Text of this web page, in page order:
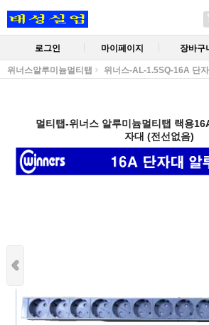
로그인 마이페이지 장바구
위너스알루미늄멀티탭 위너스-AL-1.5SQ-16A 단
멀티탭-위너스 알루미늄멀티탭 랙용
자대 (전선없음)